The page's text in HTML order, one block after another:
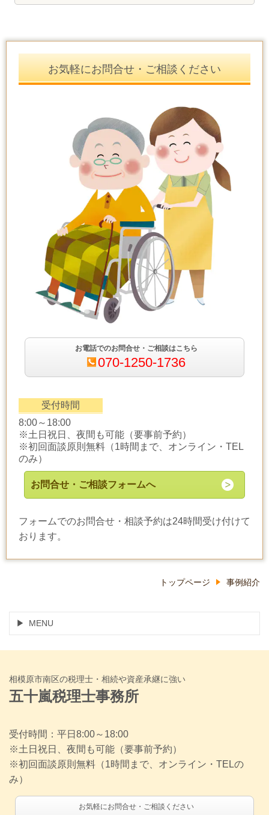
お気軽にお問合せ・ご相談ください
お電話でのお問合せ・ご相談はこちら
070-1250-1736
受付時間
8:00～18:00
※土日祝日、夜間も可能（要事前予約）
※初回面談原則無料（1時間まで、オンライン・TEL
のみ）
お問合せ・ご相談フォームへ
フォームでのお問合せ・相談予約は24時間受け付けて
おります。
トップページ 事例紹介
MENU
相模原市南区の税理士・相続や資産承継に強い
五十嵐税理士事務所
受付時間：平日8:00～18:00
※土日祝日、夜間も可能（要事前予約）
※初回面談原則無料（1時間まで、オンライン・TELの
み）
お気軽にお問合せ・ご相談ください